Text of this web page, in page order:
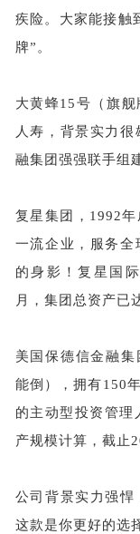
疾险。大家能接触
牌”。
大黄蜂15号（旗
人寿，背景实力
融集团强强联手组
复星集团， 1992
一流企业，
服务
的身影！复星国
月，集团总资产已
美国保德信金融集
能倒），拥有150
的主动型投资管理
产规模计算，截止
公司背景实力强悍
这款是你更好的选